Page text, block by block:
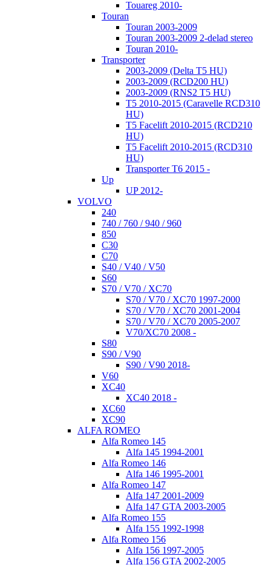
Touareg 2010-
Touran
Touran 2003-2009
Touran 2003-2009 2-delad stereo
Touran 2010-
Transporter
2003-2009 (Delta T5 HU)
2003-2009 (RCD200 HU)
2003-2009 (RNS2 T5 HU)
T5 2010-2015 (Caravelle RCD310
HU)
T5 Facelift 2010-2015 (RCD210
HU)
T5 Facelift 2010-2015 (RCD310
HU)
Transporter T6 2015 -
Up
UP 2012-
VOLVO
240
740 / 760 / 940 / 960
850
C30
C70
S40 / V40 / V50
S60
S70 / V70 / XC70
S70 / V70 / XC70 1997-2000
S70 / V70 / XC70 2001-2004
S70 / V70 / XC70 2005-2007
V70/XC70 2008 -
S80
S90 / V90
S90 / V90 2018-
V60
XC40
XC40 2018 -
XC60
XC90
ALFA ROMEO
Alfa Romeo 145
Alfa 145 1994-2001
Alfa Romeo 146
Alfa 146 1995-2001
Alfa Romeo 147
Alfa 147 2001-2009
Alfa 147 GTA 2003-2005
Alfa Romeo 155
Alfa 155 1992-1998
Alfa Romeo 156
Alfa 156 1997-2005
Alfa 156 GTA 2002-2005